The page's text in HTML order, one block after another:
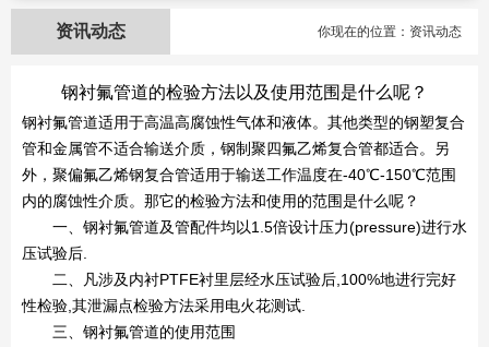
资讯动态 你现在的位置：资讯动态
钢衬氟管道的检验方法以及使用范围是什么呢？
钢衬氟管道适用于高温高腐蚀性气体和液体。其他类型的钢塑复合
管和金属管不适合输送介质，钢制聚四氟乙烯复合管都适合。另
外，聚偏氟乙烯钢复合管适用于输送工作温度在-40℃-150℃范围
内的腐蚀性介质。那它的检验方法和使用的范围是什么呢？
一、钢衬氟管道及管配件均以1.5倍设计压力(pressure)进行水
压试验后.
二、凡涉及内衬PTFE衬里层经水压试验后,100%地进行完好
性检验,其泄漏点检验方法采用电火花测试.
三、钢衬氟管道的使用范围